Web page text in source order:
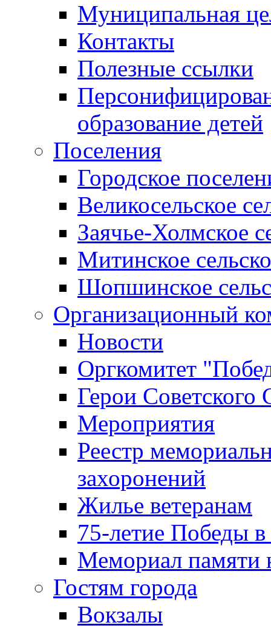
Муниципальная
Контакты
Полезные ссылки
образование детей
Поселения
Городское
Великосельское
Заячье-Холмское
Митинское
Шопшинское
Организационный
Новости
Оргкомитет
Герои Советского
Мероприятия
Реестр
захоронений
Жилье ветеранам
75-летие Победы
Мемориал памяти
Гостям города
Вокзалы